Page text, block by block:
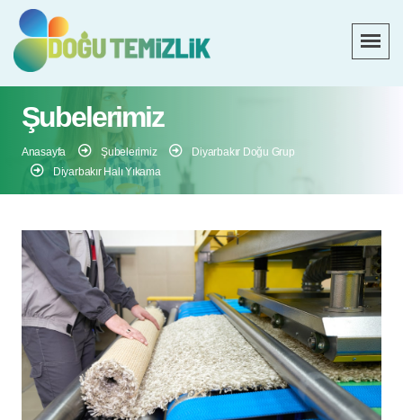
Şubelerimiz
Anasayfa Şubelerimiz
Diyarbakır Doğu Grup
Diyarbakır Halı Yıkama